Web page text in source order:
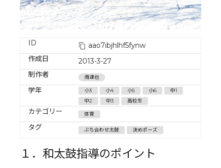
ID
aao7ibjhlhf5fynw
作成日
2013-3-27
制作者
南達也
学年 小3 小4 小5 小6
中1
中2
中3 高校生
カテゴリー 体育
タグ ぶち合わせ太鼓 決めポーズ
１．和太鼓指導のポイント